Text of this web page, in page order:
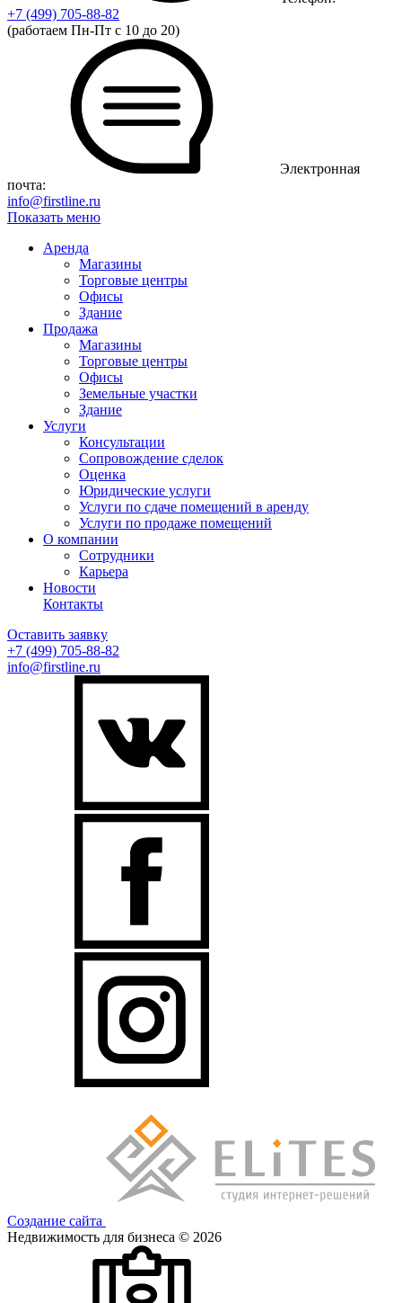
+7 (499) 705-88-82
(работаем Пн-Пт с 10 до 20)
Электронная
почта:
info@firstline.ru
Показать меню
Аренда
Магазины
Торговые центры
Офисы
Здание
Продажа
Магазины
Торговые центры
Офисы
Земельные участки
Здание
Услуги
Консультации
Сопровождение сделок
Оценка
Юридические услуги
Услуги по сдаче помещений в аренду
Услуги по продаже помещений
О компании
Сотрудники
Карьера
Новости
Контакты
Оставить заявку
+7 (499) 705-88-82
info@firstline.ru
Создание сайта
Недвижимость для бизнеса © 2026